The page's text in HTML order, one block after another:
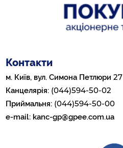
Контакти
м. Київ, вул. Симона Петлюри27
Канцелярія: (044)594-50-02
Приймальня: (044)594-50-00
e-mail: kanc-gp@gpee.com.ua